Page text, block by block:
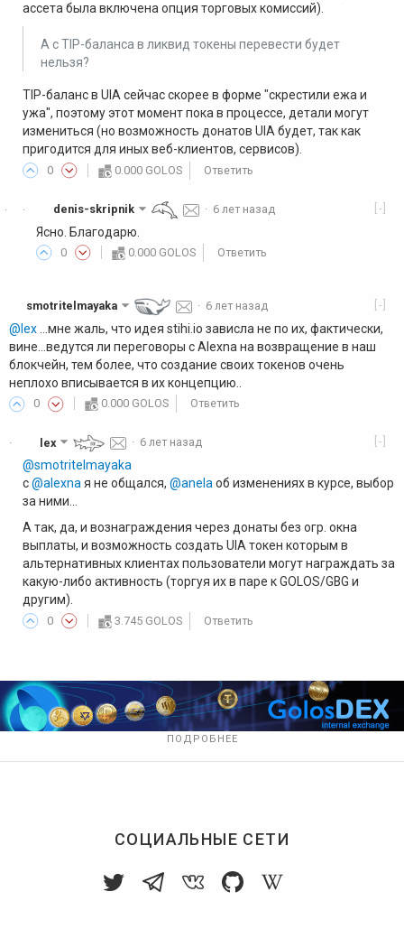
ассета была включена опция торговых комиссий).
А с TIP-баланса в ликвид токены перевести будет
нельзя?
TIP-баланс в UIA сейчас скорее в форме "скрестили ежа и
ужа", поэтому этот момент пока в процессе, детали могут
измениться (но возможность донатов UIA будет, так как
пригодится для иных веб-клиентов, сервисов).
0 0.000 GOLOS Ответить
·
· [-]
denis-skripnik · 6 лет назад
Ясно. Благодарю.
0 0.000 GOLOS Ответить
[-]
smotritelmayaka · 6 лет назад
@lex ...мне жаль, что идея stihi.io зависла не по их, фактически,
вине...ведутся ли переговоры с Alexna на возвращение в наш
блокчейн, тем более, что создание своих токенов очень
неплохо вписывается в их концепцию..
0 0.000 GOLOS Ответить
· [-]
lex · 6 лет назад
@smotritelmayaka
с@alexna я не общался, @anela об изменениях в курсе, выбор
за ними...
А так, да, и вознаграждения через донаты без огр. окна
выплаты, и возможность создать UIA токен которым в
альтернативных клиентах пользователи могут награждать за
какую-либо активность (торгуя их в паре к GOLOS/GBG и
другим).
0 3.745 GOLOS Ответить
ПОДРОБНЕЕ
СОЦИАЛЬНЫЕ СЕТИ